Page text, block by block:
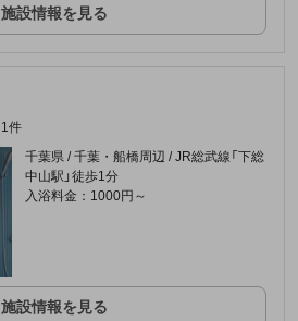
施設情報を見る
1件
千葉県 / 千葉・船橋周辺 / JR総武線「下総
中山駅」徒歩1分
入浴料金：1000円～
施設情報を見る